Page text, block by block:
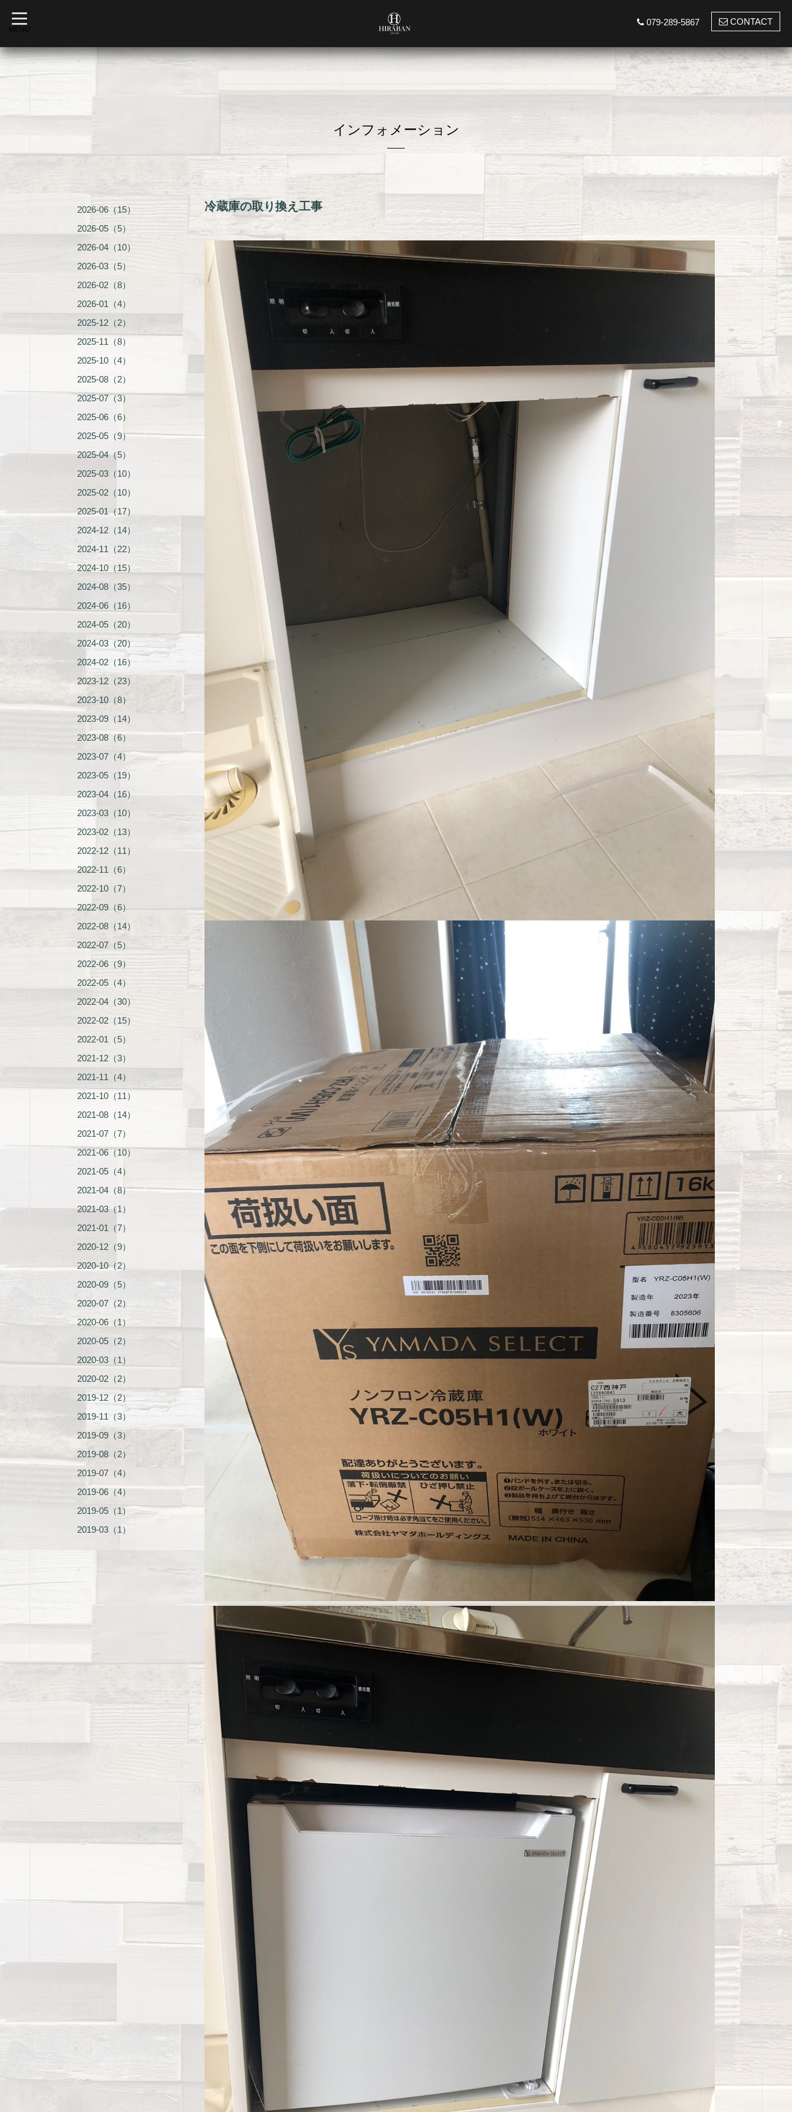
t
o
g
l
e
a
MENU
079-289-5867 CONTACT
インフォメーション
2023-09-22 14:38:00
冷蔵庫の取り換え工事
2026-06（15）
2026-05（5）
2026-04（10）
2026-03（5）
2026-02（8）
2026-01（4）
2025-12（2）
2025-11（8）
2025-10（4）
2025-08（2）
2025-07（3）
2025-06（6）
2025-05（9）
2025-04（5）
2025-03（10）
2025-02（10）
2025-01（17）
2024-12（14）
2024-11（22）
2024-10（15）
2024-08（35）
2024-06（16）
2024-05（20）
2024-03（20）
2024-02（16）
2023-12（23）
2023-10（8）
2023-09（14）
2023-08（6）
2023-07（4）
2023-05（19）
2023-04（16）
2023-03（10）
2023-02（13）
2022-12（11）
2022-11（6）
2022-10（7）
2022-09（6）
2022-08（14）
2022-07（5）
2022-06（9）
2022-05（4）
2022-04（30）
2022-02（15）
2022-01（5）
2021-12（3）
2021-11（4）
2021-10（11）
2021-08（14）
2021-07（7）
2021-06（10）
2021-05（4）
2021-04（8）
2021-03（1）
2021-01（7）
2020-12（9）
2020-10（2）
2020-09（5）
2020-07（2）
2020-06（1）
2020-05（2）
2020-03（1）
2020-02（2）
2019-12（2）
2019-11（3）
2019-09（3）
2019-08（2）
2019-07（4）
2019-06（4）
2019-05（1）
2019-03（1）